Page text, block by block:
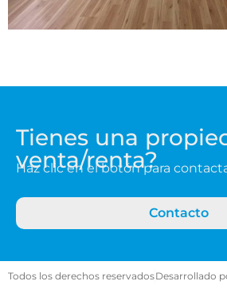
Tienes una
venta/renta?
Haz clic en el botón para
Contacto
Todos los derechos reservadosDesarrollado